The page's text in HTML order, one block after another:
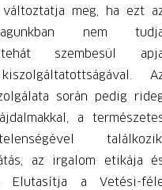
meg, ha ezt
nem
szembesül
során pedig
a
az irgalom etikája
Elutasítja a Vetési-